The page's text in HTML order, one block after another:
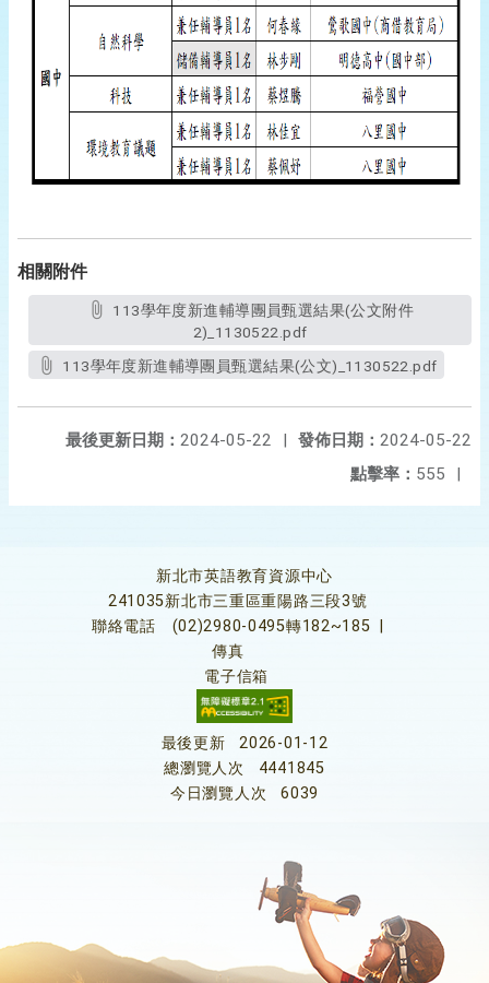
相關附件
2)_1130522.pdf
113學年度新進輔導團員甄選結果(公文)_1130522.pdf
發佈日期： 2024-05-22
最後更新日期： 2024-05-22
|
點擊率： 555 |
新北市英語教育資源中心
241035新北市三重區重陽路三段3號
聯絡電話
(02)2980-0495轉182~185
傳真
電子信箱
最後更新
2026-01-12
總瀏覽人次
4441845
今日瀏覽人次
6039